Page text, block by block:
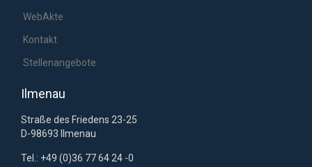
WebAkte
Kontakt
Stellenangebote
Ilmenau
Straße des Friedens 23-25
D-98693 Ilmenau
Tel.: +49 (0)36 77 64 24 -0